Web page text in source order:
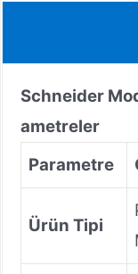
Schneider
ametreler
Parametre
Ürün Tipi